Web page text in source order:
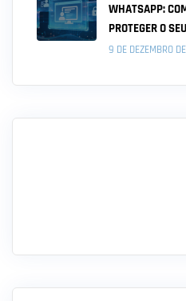
WHATSAPP:
PROTEGER O
9 DE DEZEMBRO